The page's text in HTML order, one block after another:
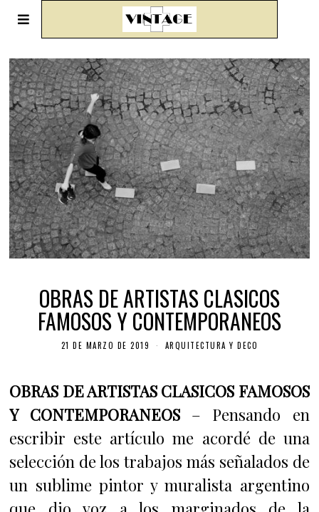
OBRAS DE ARTISTAS CLASICOS
FAMOSOS Y CONTEMPORANEOS
21 DE MARZO DE 2019 ARQUITECTURA Y DECO
OBRAS DE ARTISTAS CLASICOS FAMOSOS
Y CONTEMPORANEOS– Pensando en
escribir este artículo me acordé de una
selección de los trabajos más señalados de
un sublime pintor y muralista argentino